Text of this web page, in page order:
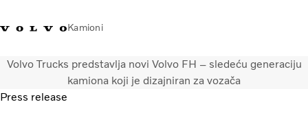
Kamioni
Volvo Trucks Srbija - kontaktiVolvo Trucks prodavnica PrijavljivanjeSrbija
Volvo Trucks predstavlja novi Volvo FH – sledeću generaciju
kamiona koji je dizajniran za vozača
Press release